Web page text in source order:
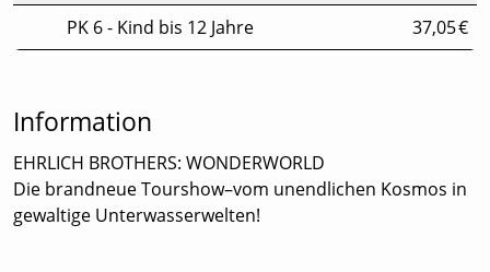
PK 6 - Kind bis 12 Jahre
37,05 €
Information
EHRLICH BROTHERS: WONDERWORLD
Die brandneue Tourshow–vom unendlichen Kosmos in
gewaltige Unterwasserwelten!